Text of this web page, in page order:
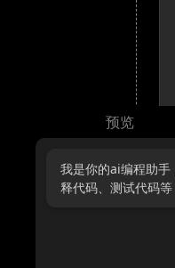
预览
我是你的ai编程助
释代码、测试代码